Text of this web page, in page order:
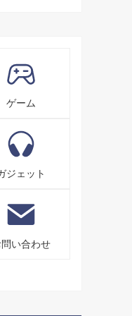
ゲーム
ジェット
問い合わせ